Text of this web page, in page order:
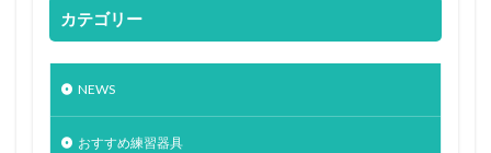
カテゴリー
NEWS
おすすめ練習器具